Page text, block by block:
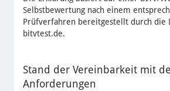
Selbstbewertung nach einem
Prüfverfahren bereitgestellt durch die
bitvtest.de.
Stand der Vereinbarkeit mit
Anforderungen